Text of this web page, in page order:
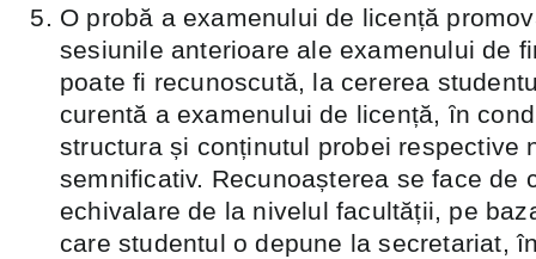
O probă a examenului de licență
sesiunile anterioare ale examenului de
poate fi recunoscută, la cererea
curentă a examenului de licență, ȋn
structura și conținutul probei respective
semnificativ. Recunoașterea se face de
echivalare de la nivelul facultății, pe
care studentul o depune la secretariat,